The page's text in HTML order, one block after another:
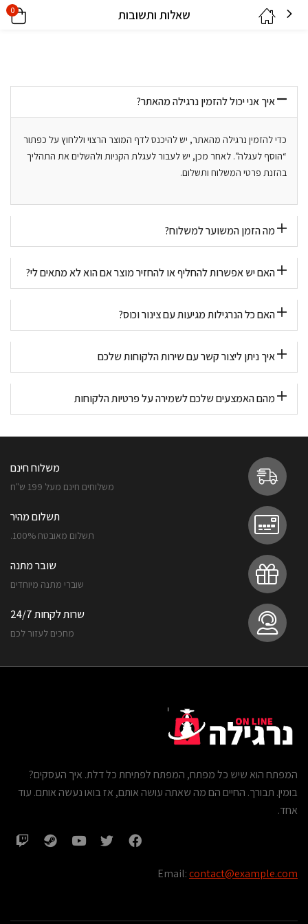
שאלות ותשובות 0
איך אני יכול להזמין נרגילה מהאתר?
כדי להזמין נרגילה מהאתר, יש להיכנס לדף המוצר הרצוי וללחוץ על כפתור
“הוסף לעגלה”. לאחר מכן, יש לעבור לעגלת הקניות ולהשלים את התהליך
בהזנת פרטי המשלוח ותשלום.
מה הזמן המשוער למשלוח?
האם יש אפשרות להחליף או להחזיר מוצר אם הוא לא מתאים לי?
האם כל הנרגילות מגיעות עם צינור וכוס?
איך ניתן ליצור קשר עם שירות הלקוחות שלכם
מהם האמצעים שלכם לשמירה על פרטיות הלקוחות
משלוח חינם
משלוחים חינם מעל 199 ש"ח
תשלום מהיר
תשלום מאובטח 100%.
שובר מתנה
שוברי מתנה מיוחדים
שרות לקחות 24/7
מחכים לעזור לכם
המפתח הוא שיש כל מפתח, המפתח לפתיחת כל דלת. איך העסקים?
בומין. תבורך. החיים הם מה שאתה עושה אותם, אז בואו נעשה אותם. עוד
אחד.
Email:contact@example.com